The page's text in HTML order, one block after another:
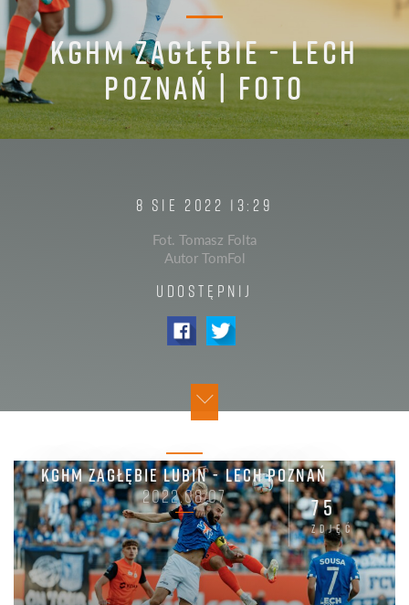
KGHM ZAGŁĘBIE - LECH
POZNAŃ | FOTO
8 SIE 2022 13:29
Fot. Tomasz Folta
Autor TomFol
UDOSTĘPNIJ
75
zdjęć
KGHM ZAGŁĘBIE LUBIN - LECH POZNAŃ
2022.08.07